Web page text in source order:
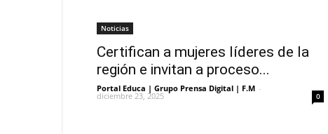
Noticias
Certifican a mujeres líderes de la
región e invitan a proceso...
Portal Educa | Grupo Prensa Digital | F.M -
diciembre 23, 2025 0